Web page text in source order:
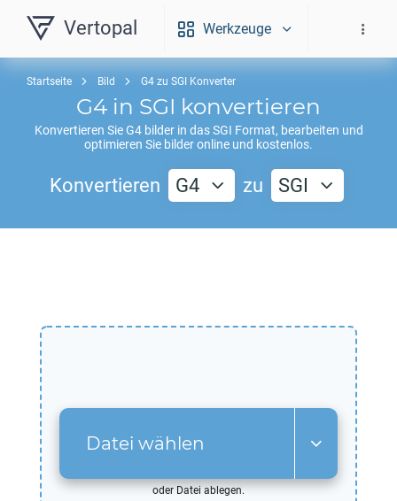
Vertopal Werkzeuge
Startseite Bild G4 zu SGI Konverter
G4 in SGI konvertieren
Konvertieren SieG4bilder in dasSGI Format, bearbeiten und
optimieren Sie bilder online und kostenlos.
Konvertieren G4 zu SGI
Datei wählen
oder Datei ablegen.